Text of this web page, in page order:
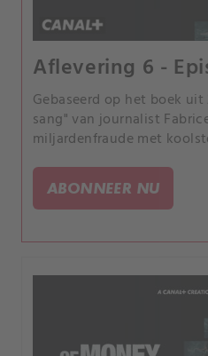
Aflevering 6 -
Gebaseerd op het boek
sang" van journalist
miljardenfraude met
genoemd.
ABONNEER NU